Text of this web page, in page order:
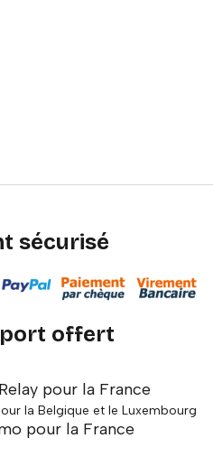
sécurisé
port offert
pour la France
la Belgique et le Luxembourg
pour la France